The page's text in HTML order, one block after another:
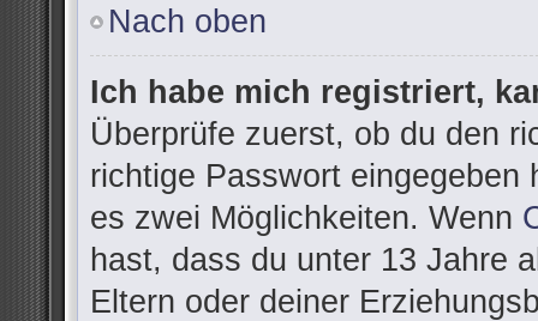
Nach oben
Ich habe mich registriert,
Überprüfe zuerst, ob du den
richtige Passwort eingegeben
es zwei Möglichkeiten. Wenn
hast, dass du unter 13 Jahre
Eltern oder deiner